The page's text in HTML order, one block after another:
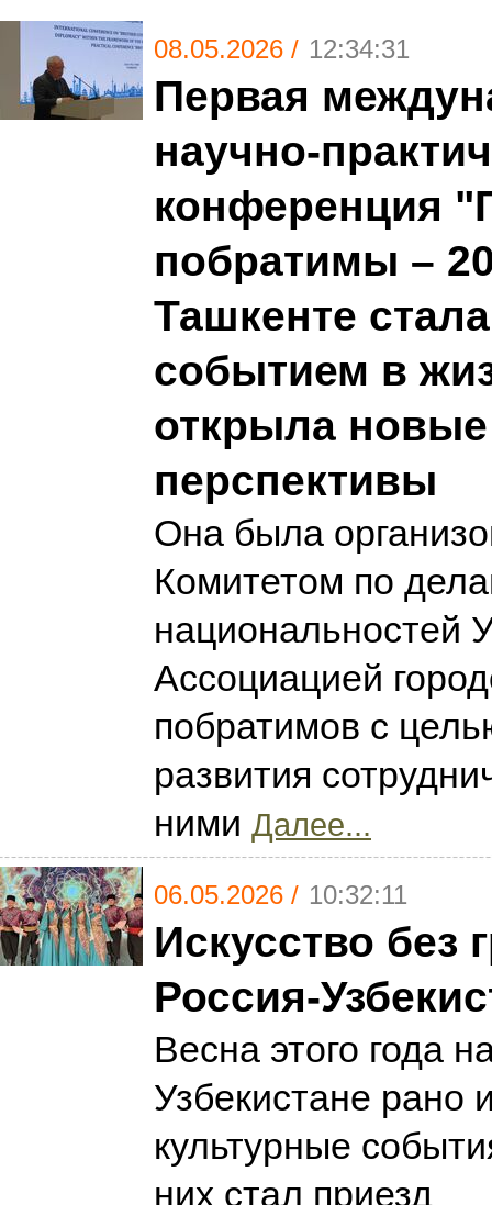
08.05.2026 / 12:34:31
Первая
научно-
конференция
побратимы –
Ташкенте
событием в
открыла новые
перспективы
Она была
Комитетом по
национальностей
Ассоциацией
побратимов с
развития
ними Далее...
06.05.2026 / 10:32:11
Искусство без
Россия-
Весна этого года
Узбекистане рано
культурные
них стал приезд